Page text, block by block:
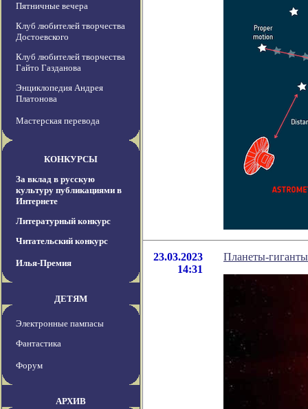
Пятничные вечера
Клуб любителей творчества
Достоевского
Клуб любителей творчества
Гайто Газданова
Энциклопедия Андрея
Платонова
Мастерская перевода
КОНКУРСЫ
За вклад в русскую
культуру публикациями в
Интернете
Литературный конкурс
Читательский конкурс
Илья-Премия
ДЕТЯМ
Электронные пампасы
Фантастика
Форум
АРХИВ
23.03.2023
14:31
Планеты-гиганты